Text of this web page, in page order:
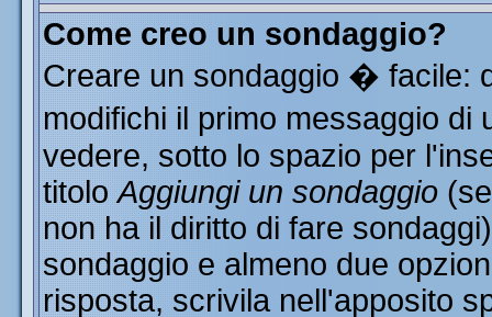
Come creo un sondaggio?
Creare un sondaggio � facile:
modifichi il primo messaggio
vedere, sotto lo spazio per
titoloAggiungi un sondaggio
non ha il diritto di fare
sondaggio e almeno due
risposta, scrivila nell'apposito